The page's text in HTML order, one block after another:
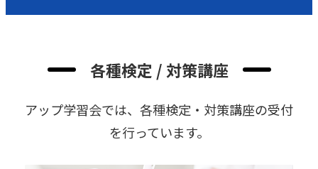
各種検定 / 対策講座
アップ学習会では、各種検定・対策講座の受付
を⾏っています。